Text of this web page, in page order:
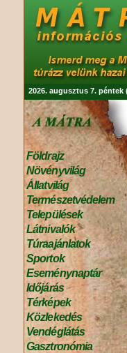
2026. augusztus 7.
Földrajz
Növényvilág
Állatvilág
Természetvédelem
Települések
Látnivalók
Túraajánlatok
Sportok
Eseménynaptár
Időjárás
Térképek
Közlekedés
Vendéglátás
Gasztronómia